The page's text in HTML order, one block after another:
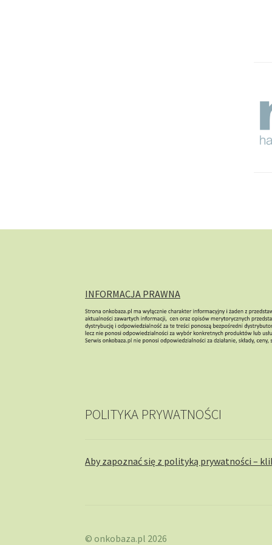
INFORMACJA PRAWNA
POLITYKA PRYWATNOŚCI
Aby zapoznać się z polityką prywatności –
© onkobaza.pl 2026